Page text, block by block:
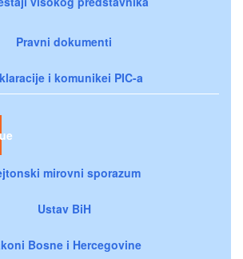
Pravni dokumenti
i komunikei PIC-a
mirovni sporazum
Ustav BiH
Bosne i Hercegovine